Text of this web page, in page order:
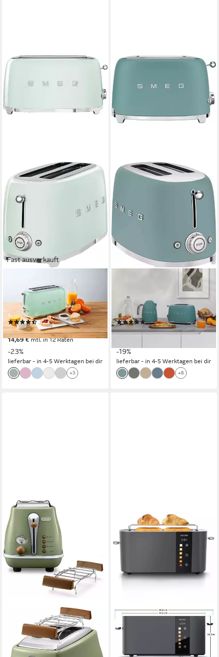
Fast ausverkauft
Toaster TSF02PGEU, 2 lange
Schlitze, für 2 Scheiben, 1500
W
(71)
ab 160,85 € UVP209,00 €
14,69 €mtl. in 12 Raten
-23%
lieferbar - in 4-5 Werktagen bei dir
+3
Toaster TSF01EGMEU, 2
Schlitze, für 2 Scheiben, 950
W
(269)
ab 168,97 € UVP209,00 €
-19%
lieferbar - in 4-5 Werktagen bei dir
+8